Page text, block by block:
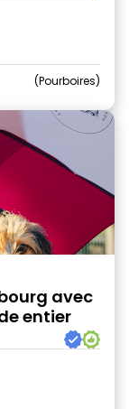
Pourboires
avec
entier